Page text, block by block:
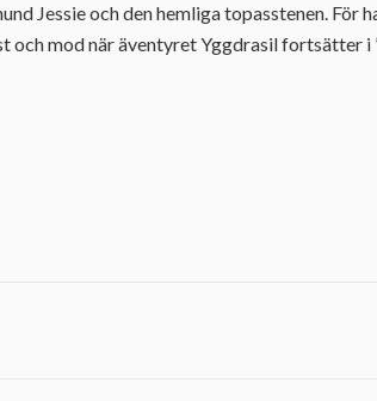
Jessie och den hemliga topasstenen. För
och mod när äventyret Yggdrasil fortsätter i